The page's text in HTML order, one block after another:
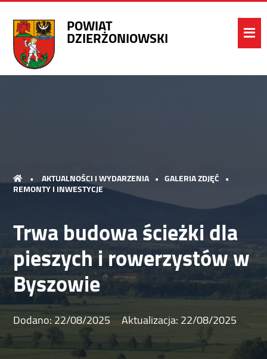
POWIAT
DZIERŻONIOWSKI
• AKTUALNOŚCI I WYDARZENIA • GALERIA ZDJĘĆ •
REMONTY I INWESTYCJE
Trwa budowa ścieżki dla
pieszych i rowerzystów w
Byszowie
Dodano:22/08/2025 Aktualizacja:22/08/2025